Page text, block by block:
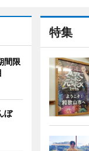
特集
間限
ぼ